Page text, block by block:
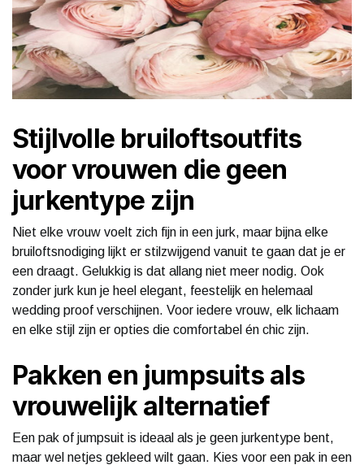
Stijlvolle bruiloftsoutfits
voor vrouwen die geen
jurkentype zijn
Niet elke vrouw voelt zich fijn in een jurk, maar bijna elke
bruiloftsnodiging lijkt er stilzwijgend vanuit te gaan dat je er
een draagt. Gelukkig is dat allang niet meer nodig. Ook
zonder jurk kun je heel elegant, feestelijk en helemaal
wedding proof verschijnen. Voor iedere vrouw, elk lichaam
en elke stijl zijn er opties die comfortabel én chic zijn.
Pakken en jumpsuits als
vrouwelijk alternatief
Een pak of jumpsuit is ideaal als je geen jurkentype bent,
maar wel netjes gekleed wilt gaan. Kies voor een pak in een